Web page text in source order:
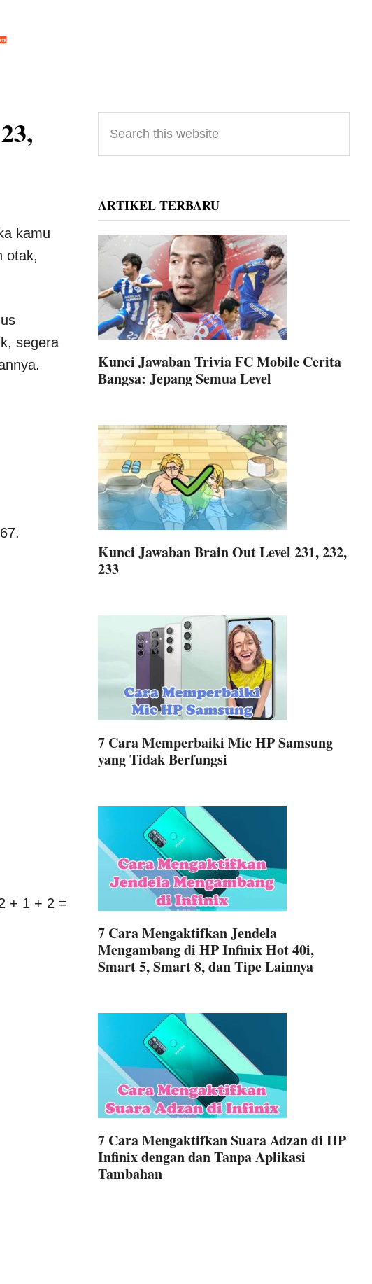
kamu
otak,
segera
+ 1 + 2 =
Primary
Sidebar
this
website
ARTIKEL TERBARU
Kunci Jawaban Trivia FC Mobile Cerita
Bangsa: Jepang Semua Level
Kunci Jawaban Brain Out Level 231, 232,
233
7 Cara Memperbaiki Mic HP Samsung
yang Tidak Berfungsi
7 Cara Mengaktifkan Jendela
Mengambang di HP Infinix Hot 40i,
Smart 5, Smart 8, dan Tipe Lainnya
7 Cara Mengaktifkan Suara Adzan di HP
Infinix dengan dan Tanpa Aplikasi
Tambahan